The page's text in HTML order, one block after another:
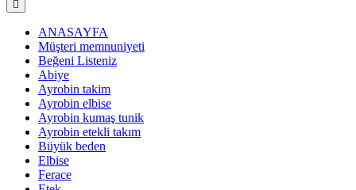
ANASAYFA
Müşteri memnuniyeti
Beğeni Listeniz
Abiye
Ayrobin takim
Ayrobin elbise
Ayrobin kumaş tunik
Ayrobin etekli takım
Büyük beden
Elbise
Ferace